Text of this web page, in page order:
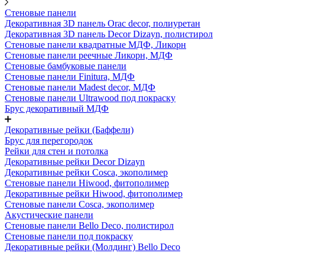
Стеновые панели
Декоративная 3D панель Orac decor, полиуретан
Декоративная 3D панель Decor Dizayn, полистирол
Стеновые панели квадратные МДФ, Ликорн
Стеновые панели реечные Ликорн, МДФ
Стеновые бамбуковые панели
Стеновые панели Finitura, МДФ
Стеновые панели Madest decor, МДФ
Стеновые панели Ultrawood под покраску
Брус декоративный МДФ
Декоративные рейки (Баффели)
Брус для перегородок
Рейки для стен и потолка
Декоративные рейки Decor Dizayn
Декоративные рейки Cosca, экополимер
Стеновые панели Hiwood, фитополимер
Декоративные рейки Hiwood, фитополимер
Стеновые панели Cosca, экополимер
Акустические панели
Стеновые панели Bello Deco, полистирол
Стеновые панели под покраску
Декоративные рейки (Молдинг) Bello Deco